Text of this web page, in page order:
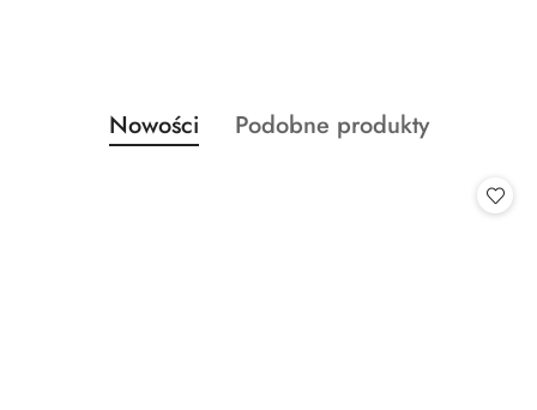
Pomiń karuzelę produktów
Produkty
o
Nowości
Produkty
Podobne produkty